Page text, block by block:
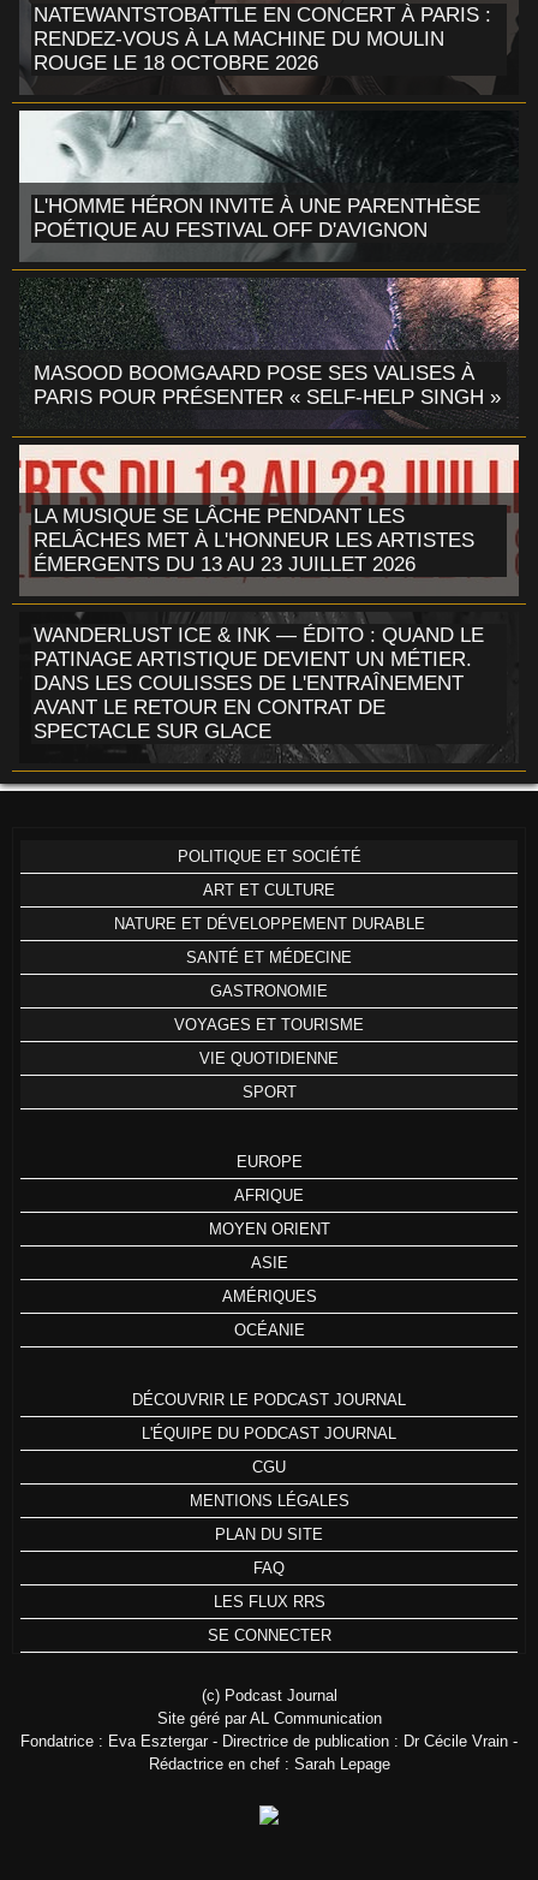
NATEWANTSTOBATTLE EN CONCERT À PARIS :
RENDEZ-VOUS À LA MACHINE DU MOULIN
ROUGE LE 18 OCTOBRE 2026
L'HOMME HÉRON INVITE À UNE PARENTHÈSE
POÉTIQUE AU FESTIVAL OFF D'AVIGNON
MASOOD BOOMGAARD POSE SES VALISES À
PARIS POUR PRÉSENTER « SELF-HELP SINGH »
LA MUSIQUE SE LÂCHE PENDANT LES
RELÂCHES MET À L'HONNEUR LES ARTISTES
ÉMERGENTS DU 13 AU 23 JUILLET 2026
WANDERLUST ICE & INK — ÉDITO : QUAND LE
PATINAGE ARTISTIQUE DEVIENT UN MÉTIER.
DANS LES COULISSES DE L'ENTRAÎNEMENT
AVANT LE RETOUR EN CONTRAT DE
SPECTACLE SUR GLACE
POLITIQUE ET SOCIÉTÉ
ART ET CULTURE
NATURE ET DÉVELOPPEMENT DURABLE
SANTÉ ET MÉDECINE
GASTRONOMIE
VOYAGES ET TOURISME
VIE QUOTIDIENNE
SPORT
EUROPE
AFRIQUE
MOYEN ORIENT
ASIE
AMÉRIQUES
OCÉANIE
DÉCOUVRIR LE PODCAST JOURNAL
L'ÉQUIPE DU PODCAST JOURNAL
CGU
MENTIONS LÉGALES
PLAN DU SITE
FAQ
LES FLUX RRS
SE CONNECTER
(c) Podcast Journal
Site géré par AL Communication
Fondatrice : Eva Esztergar - Directrice de publication : Dr Cécile Vrain -
Rédactrice en chef : Sarah Lepage